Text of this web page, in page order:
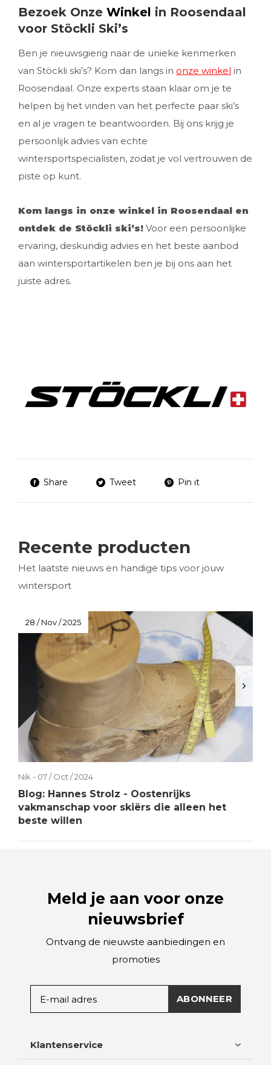
Bezoek Onze Winkel in Roosendaal
voor Stöckli Ski’s
Ben je nieuwsgierig naar de unieke kenmerken
van Stöckli ski’s? Kom dan langs in onze winkel in
Roosendaal. Onze experts staan klaar om je te
helpen bij het vinden van het perfecte paar ski’s
en al je vragen te beantwoorden. Bij ons krijg je
persoonlijk advies van echte
wintersportspecialisten, zodat je vol vertrouwen de
piste op kunt.
Kom langs in onze winkel in Roosendaal en
ontdek de Stöckli ski’s! Voor een persoonlijke
ervaring, deskundig advies en het beste aanbod
aan wintersportartikelen ben je bij ons aan het
juiste adres.
Share Tweet Pin it
Recente producten
Het laatste nieuws en handige tips voor jouw
wintersport
28 / Nov / 2025
Nik - 07 / Oct / 2024
Blog: Hannes Strolz - Oostenrijks
vakmanschap voor skiërs die alleen het
beste willen
Meld je aan voor onze
nieuwsbrief
Ontvang de nieuwste aanbiedingen en
promoties
ABONNEER
Klantenservice